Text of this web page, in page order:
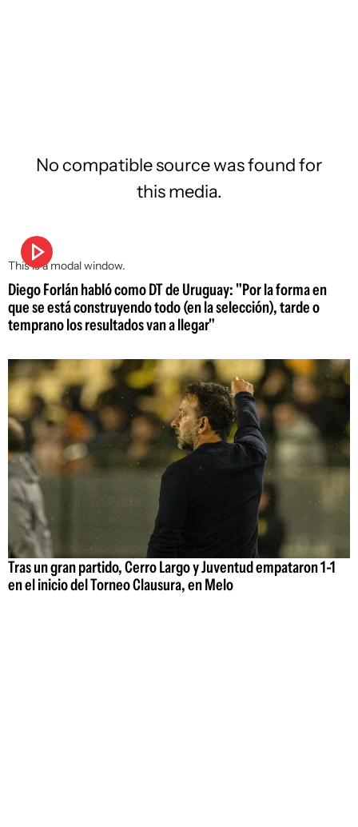
This is a modal window.
No compatible source was found for
this media.
Diego Forlán habló como DT de Uruguay: "Por la forma en
que se está construyendo todo (en la selección), tarde o
temprano los resultados van a llegar"
Tras un gran partido, Cerro Largo y Juventud empataron 1-1
en el inicio del Torneo Clausura, en Melo